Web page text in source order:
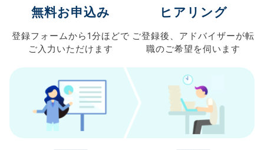
無料お申込み
登録フォームから 1分ほどで
ご入力 いただけます
ヒアリング
ご登録後、 アドバイザーが転
職のご希望を伺います